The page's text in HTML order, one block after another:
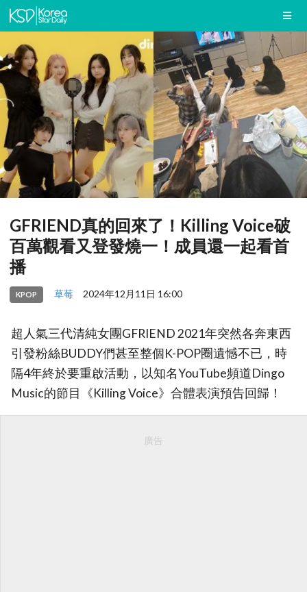
GFRIEND真的回來了！Killing Voice破
百萬觀看又登發燒一！成員還一起看首
播
KPOP 草莓 2024年12月11日 16:00
超人氣三代清純女團GFRIEND 2021年突然各奔東西
引發粉絲BUDDY們甚至整個K-POP圈遺憾不已，時
隔4年終於要重啟活動，以知名YouTube頻道Dingo
Music的節目《Killing Voice》合體表演預告回歸！
廣告